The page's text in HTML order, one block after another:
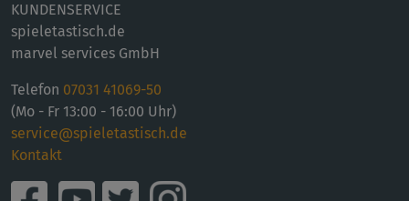
KUNDENSERVICE
spieletastisch.de
marvel services GmbH
Telefon 07031 41069-50
(Mo - Fr 13:00 - 16:00 Uhr)
service@spieletastisch.de
Kontakt